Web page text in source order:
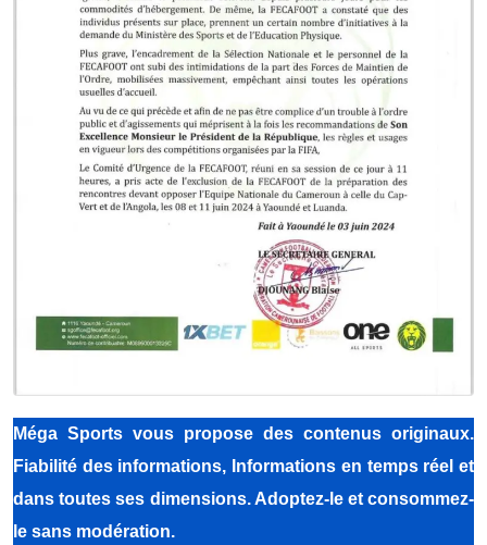
Méga Sports vous propose des contenus originaux.
Fiabilité des informations, Informations en temps réel et
dans toutes ses dimensions. Adoptez-le et consommez-
le sans modération.